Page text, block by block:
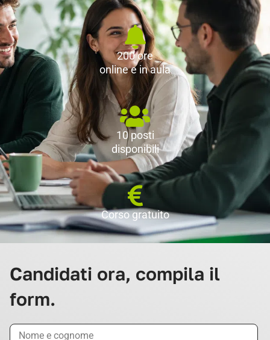
200 ore
online e in aula
10 posti
disponibili
Corso gratuito
Candidati ora, compila il
form.